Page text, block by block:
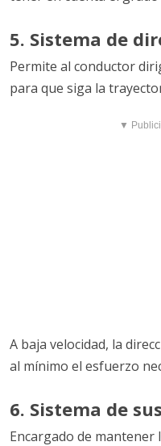
5. Sistema de
Permite al conductor
para que siga la
▼
A baja velocidad, la
al mínimo el esfuerzo
6. Sistema de
Encargado de mantener